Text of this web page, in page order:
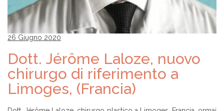
26 Giugno 2020
Dott. Jérôme Laloze, nuovo
chirurgo di riferimento a
Limoges, (Francia)